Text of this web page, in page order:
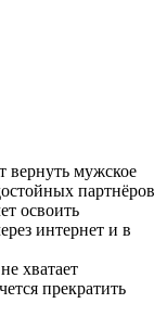
вернуть мужское
партнёров
освоить
интернет и в
хватает
прекратить